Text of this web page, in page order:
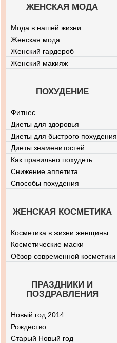
ЖЕНСКАЯ МОДА
Мода в нашей жизни
Женская мода
Женский гардероб
Женский макияж
ПОХУДЕНИЕ
Фитнес
Диеты для здоровья
Диеты для быстрого похудения
Диеты знаменитостей
Как правильно похудеть
Снижение аппетита
Способы похудения
ЖЕНСКАЯ КОСМЕТИКА
Косметика в жизни женщины
Косметические маски
Обзор современной косметики
ПРАЗДНИКИ И
ПОЗДРАВЛЕНИЯ
Новый год 2014
Рождество
Старый Новый год